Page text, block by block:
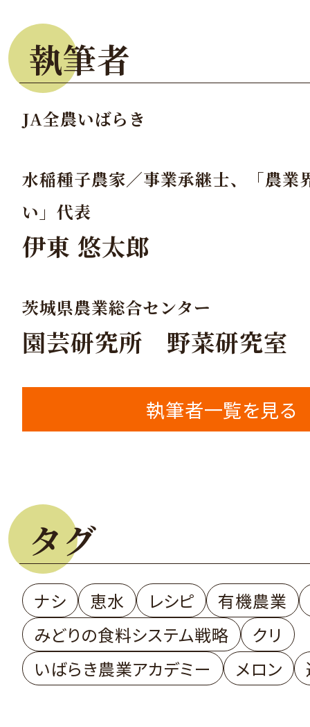
執筆者
JA全農いばらき
水稲種子農家／事業承継士、「農業
い」代表
伊東 悠太郎
茨城県農業総合センター
園芸研究所 野菜研究室
執筆者一覧を見る
タグ
ナシ 恵水 レシピ
有機農業
みどりの食料システム戦略
クリ
いばらき農業アカデミー
メロン